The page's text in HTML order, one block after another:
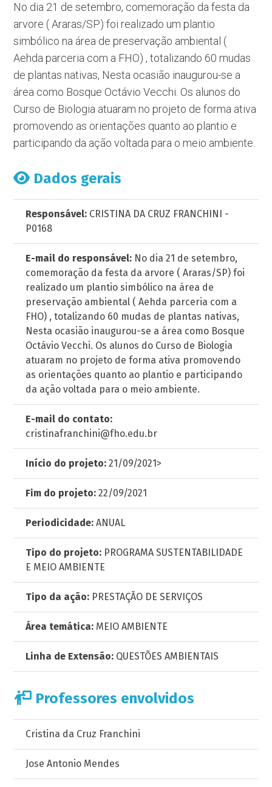
No dia 21 de setembro, comemoração da festa da
arvore ( Araras/SP) foi realizado um plantio
simbólico na área de preservação ambiental (
Aehda parceria com a FHO) , totalizando 60 mudas
de plantas nativas, Nesta ocasião inaugurou-se a
área como Bosque Octávio Vecchi. Os alunos do
Curso de Biologia atuaram no projeto de forma ativa
promovendo as orientações quanto ao plantio e
participando da ação voltada para o meio ambiente.
Dados gerais
Responsável: CRISTINA DA CRUZ FRANCHINI -
P0168
E-mail do responsável: No dia 21 de setembro,
comemoração da festa da arvore ( Araras/SP) foi
realizado um plantio simbólico na área de
preservação ambiental ( Aehda parceria com a
FHO) , totalizando 60 mudas de plantas nativas,
Nesta ocasião inaugurou-se a área como Bosque
Octávio Vecchi. Os alunos do Curso de Biologia
atuaram no projeto de forma ativa promovendo
as orientações quanto ao plantio e participando
da ação voltada para o meio ambiente.
E-mail do contato:
cristinafranchini@fho.edu.br
Início do projeto: 21/09/2021>
Fim do projeto: 22/09/2021
Periodicidade: ANUAL
Tipo do projeto: PROGRAMA SUSTENTABILIDADE
E MEIO AMBIENTE
Tipo da ação: PRESTAÇÃO DE SERVIÇOS
Área temática: MEIO AMBIENTE
Linha de Extensão: QUESTÕES AMBIENTAIS
Professores envolvidos
Cristina da Cruz Franchini
Jose Antonio Mendes